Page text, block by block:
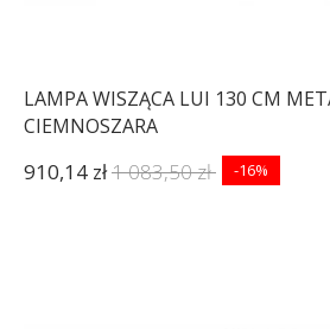
LAMPA WISZĄCA LUI 130 CM
CIEMNOSZARA
910,14 zł1 083,50 zł -16%